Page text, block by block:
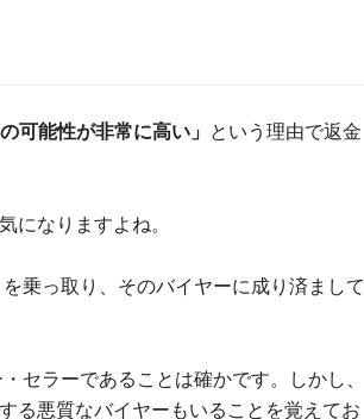
可能性が非常に高い」 という理由で返金
になりますよね。
乗っ取り、そのバイヤーに成り済まして
セラーであることは確かです。しかし、
る悪質なバイヤーもいることを覚えてお